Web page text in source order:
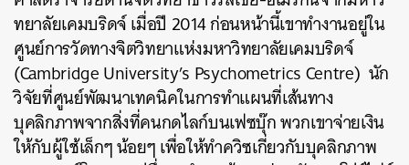
ทยาลัยเคมบริดจ์ เมื่อปี 2014 ก่อนหน้านี้เขาทำงานอยู่ใน
ศูนย์การวัดทางจิตวิทยาแห่งมหาวิทยาลัยเคมบริดจ์
(Cambridge University’s Psychometrics Centre) นัก
วิจัยที่ศูนย์พัฒนาเทคนิคในการทำแผนที่เส้นทาง
บุคลิกภาพจากสิ่งที่คนกดไลก์บนเฟซบุ๊ก พวกเขาจ่ายเงิน
ให้กับผู้ใช้เล็กๆ น้อยๆ เพื่อให้ทำควิซเกี่ยวกับบุคลิกภาพ